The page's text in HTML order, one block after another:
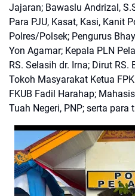
Jajaran; Bawaslu Andrizal,
Para PJU, Kasat, Kasi, Kanit
Polres/Polsek; Pengurus
Yon Agamar; Kepala PLN
RS. Selasih dr. Irna; Dirut
Tokoh Masyarakat Ketua
FKUB Fadil Harahap;
Tuah Negeri, PNP; serta para